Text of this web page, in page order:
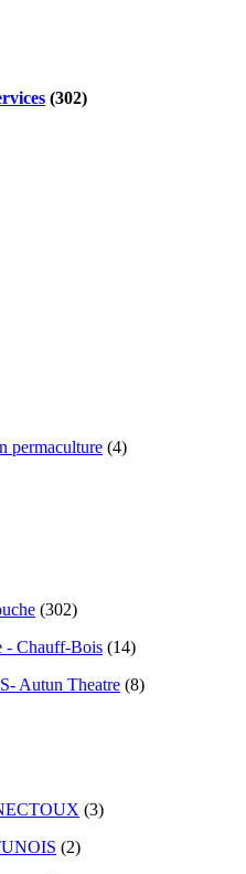
(302)
permaculture (4)
(302)
- Chauff-Bois (14)
Autun Theatre (8)
(3)
(2)